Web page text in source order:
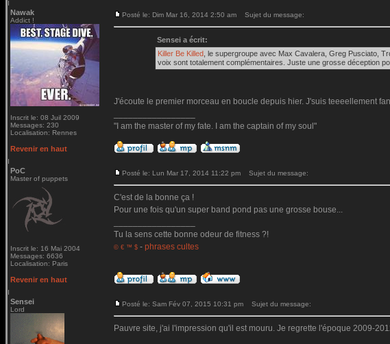
Nawak
Addict !
Inscrit le: 08 Juil 2009
Messages: 230
Localisation: Rennes
Posté le: Dim Mar 16, 2014 2:50 am Sujet du message:
Sensei a écrit:
Killer Be Killed, le supergroupe avec Max Cavalera, Greg Pusciato,
voix sont totalement complémentaires. Juste une grosse déception
J'écoute le premier morceau en boucle depuis hier. J'suis teeeellement
"I am the master of my fate. I am the captain of my soul"
Revenir en haut
PoC
Master of puppets
Inscrit le: 16 Mai 2004
Messages: 6636
Localisation: Paris
Posté le: Lun Mar 17, 2014 11:22 pm Sujet du message:
C'est de la bonne ça !
Pour une fois qu'un super band pond pas une grosse bouse...
Tu la sens cette bonne odeur de fitness ?!
© € ™ $ - phrases cultes
Revenir en haut
Sensei
Lord
Posté le: Sam Fév 07, 2015 10:31 pm Sujet du message:
Pauvre site, j'ai l'impression qu'il est mouru. Je regrette l'époque 2009-